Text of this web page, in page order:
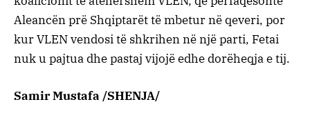
Aleancën prë Shqiptarët të mbetur në qeveri, por
kur VLEN vendosi të shkrihen në një parti, Fetai
nuk u pajtua dhe pastaj vijojë edhe dorëheqja e tij.
Samir Mustafa /SHENJA/